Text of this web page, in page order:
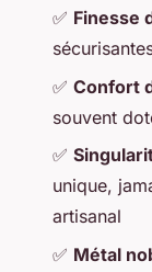
✅ Finesse
✅ Confort
souvent
✅
unique,
artisanal
✅ Métal